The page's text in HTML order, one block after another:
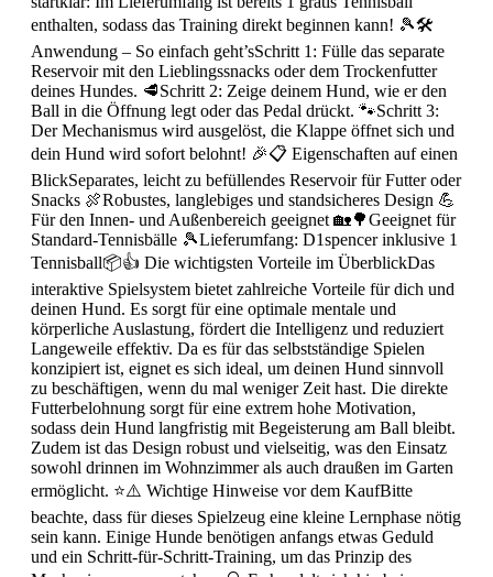
enthalten, sodass das Training direkt beginnen kann! 🎾🛠️
Anwendung – So einfach geht’sSchritt 1: Fülle das separate
Reservoir mit den Lieblingssnacks oder dem Trockenfutter
deines Hundes. 🥩Schritt 2: Zeige deinem Hund, wie er den
Ball in die Öffnung legt oder das Pedal drückt. 🐾Schritt 3:
Der Mechanismus wird ausgelöst, die Klappe öffnet sich und
dein Hund wird sofort belohnt! 🎉📋 Eigenschaften auf einen
BlickSeparates, leicht zu befüllendes Reservoir für Futter oder
Snacks 🍖Robustes, langlebiges und standsicheres Design 💪
Für den Innen- und Außenbereich geeignet 🏡🌳Geeignet für
Standard-Tennisbälle 🎾Lieferumfang: D1spencer inklusive 1
Tennisball📦👍 Die wichtigsten Vorteile im ÜberblickDas
interaktive Spielsystem bietet zahlreiche Vorteile für dich und
deinen Hund. Es sorgt für eine optimale mentale und
körperliche Auslastung, fördert die Intelligenz und reduziert
Langeweile effektiv. Da es für das selbstständige Spielen
konzipiert ist, eignet es sich ideal, um deinen Hund sinnvoll
zu beschäftigen, wenn du mal weniger Zeit hast. Die direkte
Futterbelohnung sorgt für eine extrem hohe Motivation,
sodass dein Hund langfristig mit Begeisterung am Ball bleibt.
Zudem ist das Design robust und vielseitig, was den Einsatz
sowohl drinnen im Wohnzimmer als auch draußen im Garten
ermöglicht. ⭐⚠️ Wichtige Hinweise vor dem KaufBitte
beachte, dass für dieses Spielzeug eine kleine Lernphase nötig
sein kann. Einige Hunde benötigen anfangs etwas Geduld
und ein Schritt-für-Schritt-Training, um das Prinzip des